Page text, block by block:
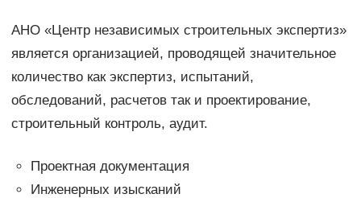
АНО «Центр независимых строительных экспертиз»
является организацией, проводящей значительное
количество как экспертиз, испытаний,
обследований, расчетов так и проектирование,
строительный контроль, аудит.
Проектная документация
Инженерных изысканий